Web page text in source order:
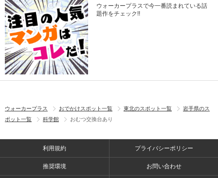
ウォーカープラスで今一番読まれている話
題作をチェック!!
ウォーカープラス おでかけスポット一覧 東北のスポット一覧
岩手県のス
ポット一覧
科学館 おむつ交換台あり
利用規約 プライバシーポリシー
推奨環境 お問い合わせ